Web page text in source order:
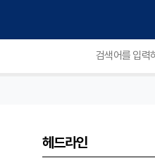
헤드라인